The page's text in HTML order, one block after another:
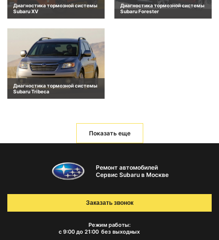
Диагностика тормозной системы
Subaru XV
Диагностика тормозной системы
Subaru Forester
Диагностика тормозной системы
Subaru Tribeca
Показать еще
Ремонт автомобилей
Сервис Subaru в Москве
Режим работы:
с 9:00 до 21:00 без выходных
Заказать звонок